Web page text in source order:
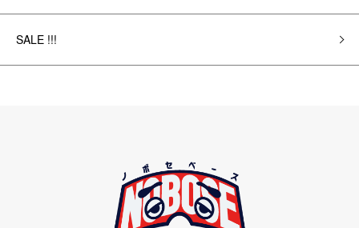
SALE !!!